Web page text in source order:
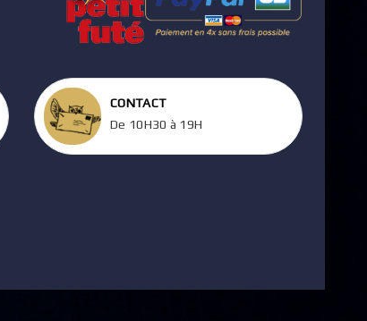
CONTACT
De 10H30 à 19H